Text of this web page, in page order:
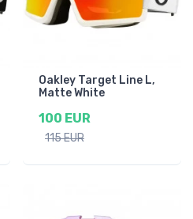
Oakley Target Line L,
Matte White
100 EUR
115 EUR